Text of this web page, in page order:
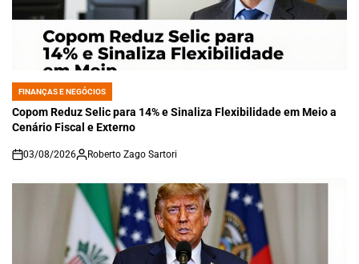
POSTED
IN
FINANÇAS E NEGÓCIOS
Copom Reduz Selic para 14% e Sinaliza Flexibilidade em Meio a
Cenário Fiscal e Externo
on
03/08/2026 Roberto Zago Sartori